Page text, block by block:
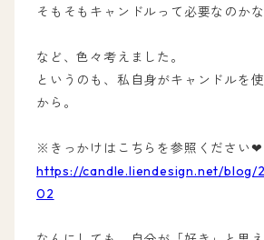
そもそもキャンドルって必要なのかな
など、色々考えました。
というのも、私自身がキャンドルを
から。
※きっかけはこちらを参照ください❤
https://candle.liendesign.net/blog/
02